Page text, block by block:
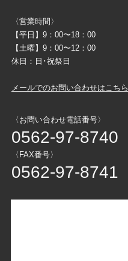
〈営業時間〉
【平日】9：00〜18：00
【土曜】9：00〜12：00
休日：日･祝祭日
メールでのお問い合わせはこちら
〈お問い合わせ電話番号〉
0562-97-8740
〈FAX番号〉
0562-97-8741